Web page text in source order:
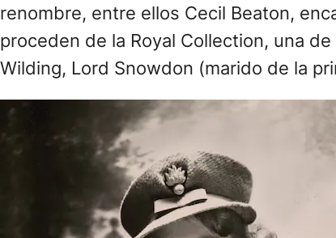
renombre, entre ellos Cecil Beaton,
proceden de la Royal Collection, una
Wilding, Lord Snowdon (marido de la